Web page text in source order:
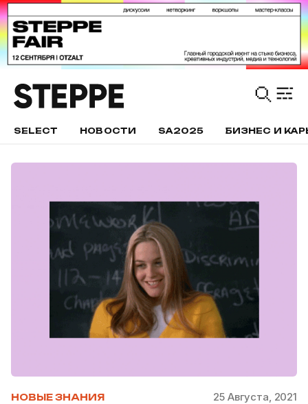
SELECT НОВОСТИ SA2025 БИЗНЕС И
НОВЫЕ ЗНАНИЯ 25 Августа, 2021